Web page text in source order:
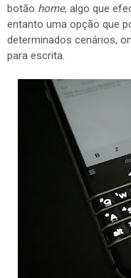
botão home, algo que
entanto uma opção que
determinados cenários,
para escrita.